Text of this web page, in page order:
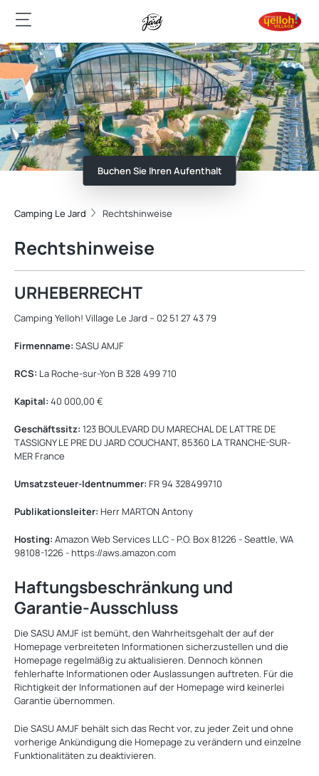
Buchen Sie Ihren Aufenthalt
Camping Le Jard Rechtshinweise
Rechtshinweise
URHEBERRECHT
Camping Yelloh! Village Le Jard – 02 51 27 43 79
Firmenname: SASU AMJF
RCS: La Roche-sur-Yon B 328 499 710
Kapital: 40 000,00 €
Geschäftssitz: 123 BOULEVARD DU MARECHAL DE LATTRE DE
TASSIGNY LE PRE DU JARD COUCHANT, 85360 LA TRANCHE-SUR-
MER France
Umsatzsteuer-Identnummer: FR 94 328499710
Publikationsleiter: Herr MARTON Antony
Hosting: Amazon Web Services LLC - P.O. Box 81226 - Seattle, WA
98108-1226 - https://aws.amazon.com
Haftungsbeschränkung und
Garantie-Ausschluss
Die SASU AMJF ist bemüht, den Wahrheitsgehalt der auf der
Homepage verbreiteten Informationen sicherzustellen und die
Homepage regelmäßig zu aktualisieren. Dennoch können
fehlerhafte Informationen oder Auslassungen auftreten. Für die
Richtigkeit der Informationen auf der Homepage wird keinerlei
Garantie übernommen.
Die SASU AMJF behält sich das Recht vor, zu jeder Zeit und ohne
vorherige Ankündigung die Homepage zu verändern und einzelne
Funktionalitäten zu deaktivieren.